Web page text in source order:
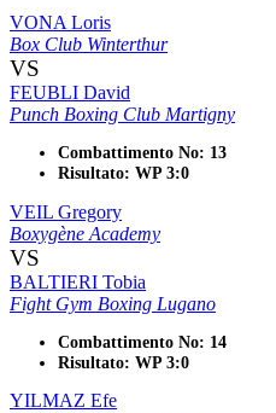
VONA Loris
Box Club Winterthur
VS
FEUBLI David
Punch Boxing Club Martigny
Combattimento No: 13
Risultato: WP 3:0
VEIL Gregory
Boxygène Academy
VS
BALTIERI Tobia
Fight Gym Boxing Lugano
Combattimento No: 14
Risultato: WP 3:0
YILMAZ Efe